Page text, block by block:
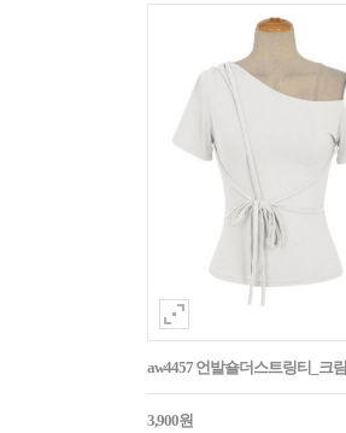
aw4457 언발숄더스트링티_크림
3,900원